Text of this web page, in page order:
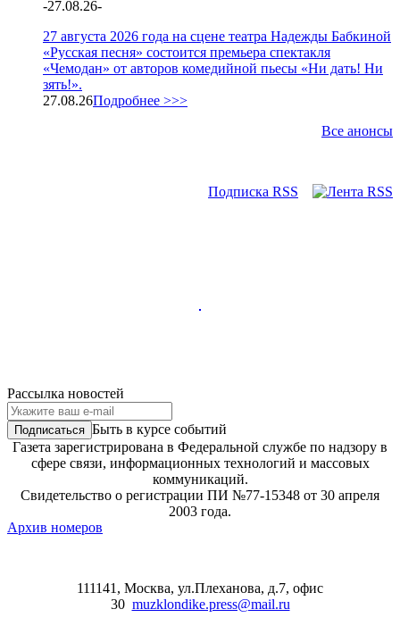
-27.08.26-
27 августа 2026 года на сцене театра Надежды Бабкиной
«Русская песня» состоится премьера спектакля
«Чемодан» от авторов комедийной пьесы «Ни дать! Ни
зять!».
27.08.26Подробнее >>>
Все анонсы
Подписка RSS
Рассылка новостей
Быть в курсе событий
Газета зарегистрирована в Федеральной службе по надзору в
сфере связи, информационных технологий и массовых
коммуникаций.
Свидетельство о регистрации ПИ №77-15348 от 30 апреля
2003 года.
Архив номеров
111141, Москва, ул.Плеханова, д.7, офис
30 muzklondike.press@mail.ru